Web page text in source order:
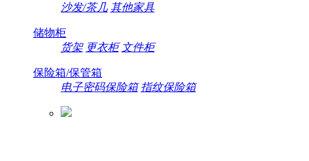
沙发/茶几 其他家具
储物柜
货架 更衣柜 文件柜
保险箱/保管箱
电子密码保险箱 指纹保险箱